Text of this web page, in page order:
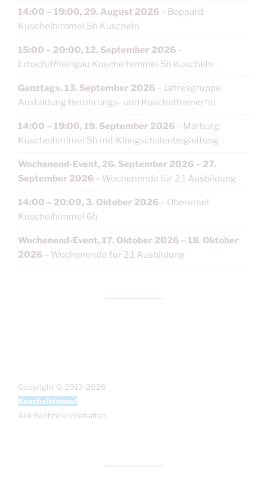
14:00 – 19:00, 29. August 2026 – Boppard
Kuschelhimmel 5h Kuscheln
15:00 – 20:00, 12. September 2026 –
Erbach/Rheingau Kuschelhimmel 5h Kuscheln
Ganztags, 13. September 2026 – Jahresgruppe
Ausbildung Berührungs- und Kuscheltrainer*in
14:00 – 19:00, 19. September 2026 – Marburg
Kuschelhimmel 5h mit Klangschalenbegleitung
Wochenend-Event, 26. September 2026 – 27.
September 2026 – Wochenende für 2:1 Ausbildung
14:00 – 20:00, 3. Oktober 2026 – Oberursel
Kuschelhimmel 6h
Wochenend-Event, 17. Oktober 2026 – 18. Oktober
2026 – Wochenende für 2:1 Ausbildung
Copyright © 2017-2026
Kuschelhimmel
Alle Rechte vorbehalten.